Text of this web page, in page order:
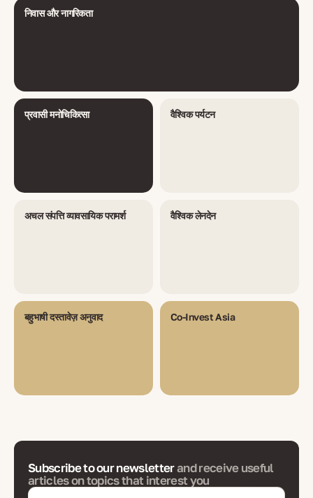
निवास और नागरिकता
प्रवासी मनोचिकित्सा वैश्विक पर्यटन
अचल संपत्ति व्यावसायिक परामर्श वैश्विक लेनदेन
बहुभाषी दस्तावेज़ अनुवाद Co-Invest Asia
Subscribe to our newsletterand receive useful
articles on topics that interest you